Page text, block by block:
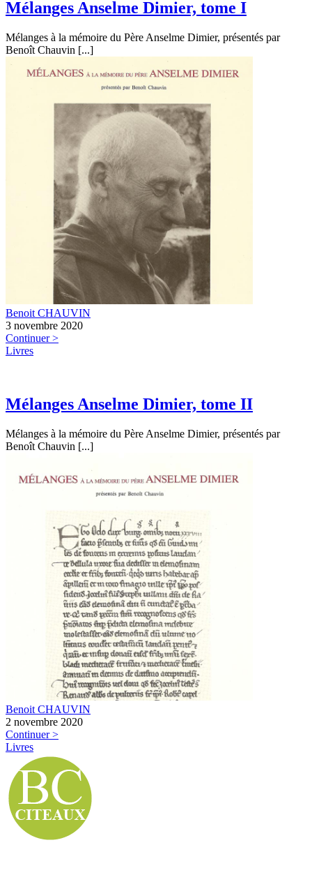
Mélanges Anselme Dimier, tome I
Mélanges à la mémoire du Père Anselme Dimier, présentés par
Benoît Chauvin [...]
Benoit CHAUVIN
3 novembre 2020
Continuer >
Livres
Mélanges Anselme Dimier, tome II
Mélanges à la mémoire du Père Anselme Dimier, présentés par
Benoît Chauvin [...]
Benoit CHAUVIN
2 novembre 2020
Continuer >
Livres